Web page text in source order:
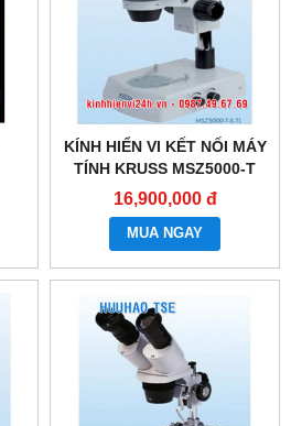
KÍNH HIỂN VI KẾT NỐI MÁY
TÍNH KRUSS MSZ5000-T
16,900,000 đ
MUA NGAY